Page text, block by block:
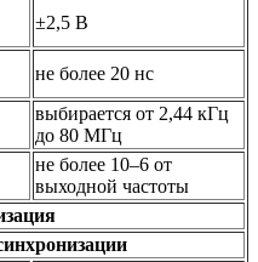
±2,5 В
не более 20 нс
выбирается от 2,44 кГц
до 80 МГц
не более 10–6 от
выходной частоты